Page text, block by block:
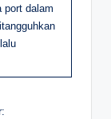
port dalam